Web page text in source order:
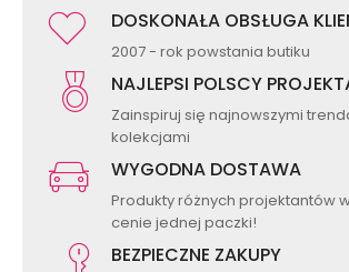
DOSKONAŁA OBSŁUGA
2007 - rok powstania butiku
NAJLEPSI POLSCY
Zainspiruj się najnowszymi
kolekcjami
WYGODNA DOSTAWA
Produkty różnych projektantów
cenie jednej paczki!
BEZPIECZNE ZAKUPY